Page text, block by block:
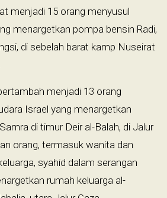
menjadi 15 orang menyusul
menargetkan pompa bensin Radi,
di sebelah barat kamp Nuseirat
menjadi 13 orang
Israel yang menargetkan
di timur Deir al-Balah, di Jalur
orang, termasuk wanita dan
syahid dalam serangan
rumah keluarga al-